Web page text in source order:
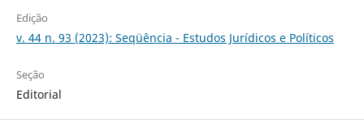
Edição
v. 44 n. 93 (2023): Seqüência - Estudos Jurídicos e Políticos
Seção
Editorial